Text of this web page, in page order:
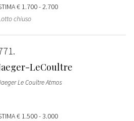
€ 1.700 - 2.700
chiuso
LeCoultre
Le Coultre Atmos
€ 1.500 - 3.000